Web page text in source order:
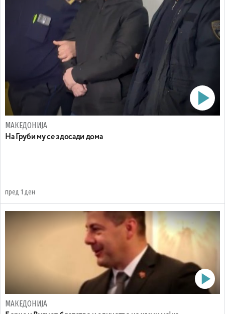
МАКЕДОНИЈА
На Груби му се здосади дома
пред 1 ден
МАКЕДОНИЈА